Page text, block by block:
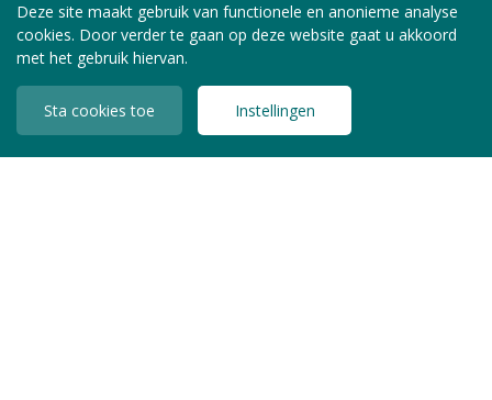
Deze site maakt gebruik van functionele en anonieme analyse
cookies. Door verder te gaan op deze website gaat u akkoord
met het gebruik hiervan.
Sta cookies toe Instellingen